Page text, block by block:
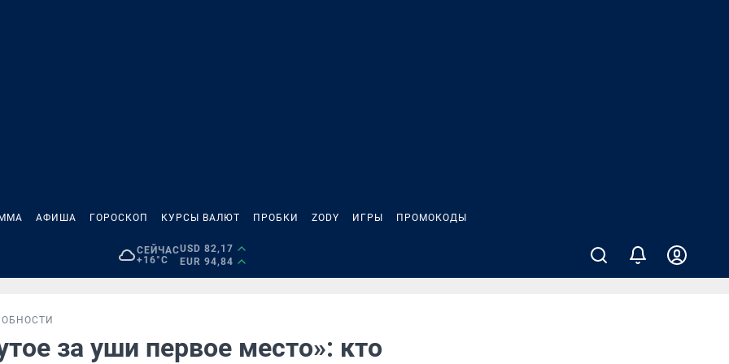
АФИША ГОРОСКОП КУРСЫ ВАЛЮТ ПРОБКИ ZODY ИГРЫ ПРОМОКОДЫ
СЕЙЧАС
+16°C
USD 82,17
EUR 94,84
за уши первое место»: кто